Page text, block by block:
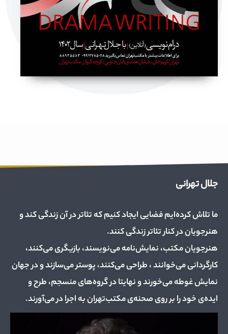
جلال تهرانی
ما تلاش کرده‌ایم فضایی ایجاد کنیم که تئاتر در آن زندگی کند و
هنرجویان در کنار تئاتر زندگی کنند.
هنرجویان مکتب، نمایش‌نامه می‌نویسند، بازیگری می‌کنند،
کارگردانی می‌خوانند ، طراحی می‌کنند، پوستر می‌سازند و در جهان
نمایش غوطه می‌خورند و نهایتا در گروه‌های منسجم، طرح و
ایده‌ی خود را بر روی صحنه‌ی مکتب‌تهران به اجرا در می‌آورند.